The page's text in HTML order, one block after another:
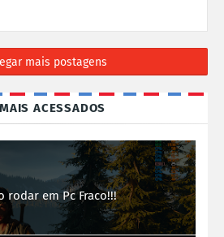
mais postagens
ACESSADOS
rodar em Pc Fraco!!!